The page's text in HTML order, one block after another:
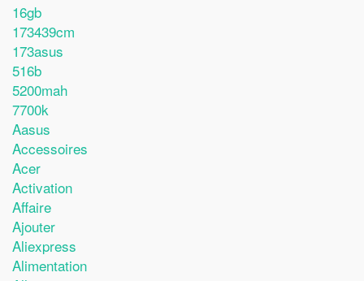
16gb
173439cm
173asus
516b
5200mah
7700k
Aasus
Accessoires
Acer
Activation
Affaire
Ajouter
Aliexpress
Alimentation